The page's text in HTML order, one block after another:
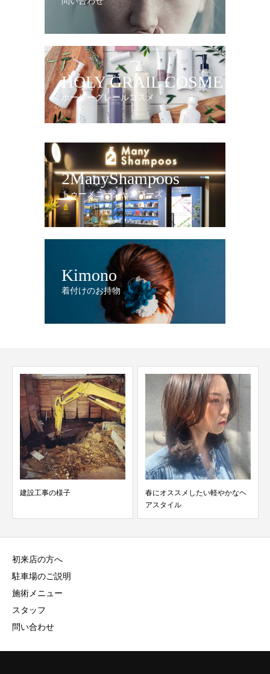
HOLY GRAIL COSME
ホーリーグレールコスメ
2ManyShampoos
トゥーメニーシャンプーズ
Kimono
着付けのお持物
春にオススメしたい軽やかなヘ
マロンブラウンカラーに毛先の
みベージュハイライトグ...
初来店の方へ
駐車場のご説明
施術メニュー
スタッフ
問い合わせ